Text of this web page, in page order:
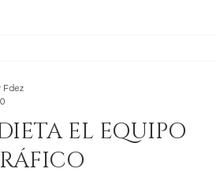
EL EQUIPO
Fdez